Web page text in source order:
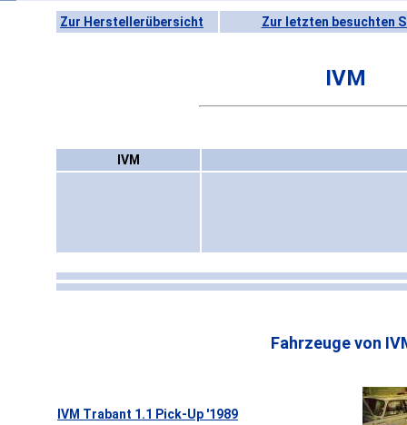
Zur Herstellerübersicht Zur letzten besuchten
IVM
IVM
Fahrzeuge von
IVM Trabant 1.1 Pick-Up '1989